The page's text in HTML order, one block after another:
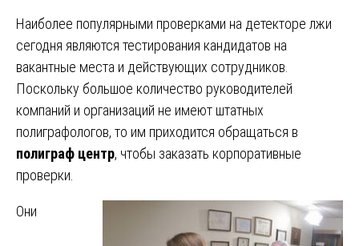
Наиболее популярными проверками на детекторе лжи
сегодня являются тестирования кандидатов на
вакантные места и действующих сотрудников.
Поскольку большое количество руководителей
компаний и организаций не имеют штатных
полиграфологов, то им приходится обращаться в
полиграф центр, чтобы заказать корпоративные
проверки.
Они